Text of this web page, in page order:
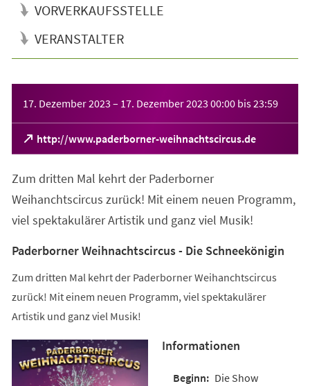
VORVERKAUFSSTELLE
VERANSTALTER
17. Dezember 2023 – 17. Dezember 2023 00:00 bis23:59
http://www.paderborner-weihnachtscircus.de
(Öffnet
in
neuen
Tab)
Zum dritten Mal kehrt der Paderborner
Weihanchtscircus zurück! Mit einem neuen Programm,
viel spektakulärer Artistik und ganz viel Musik!
Paderborner Weihnachtscircus - Die Schneekönigin
Zum dritten Mal kehrt der Paderborner Weihanchtscircus
zurück! Mit einem neuen Programm, viel spektakulärer
Artistik und ganz viel Musik!
Informationen
Die Show